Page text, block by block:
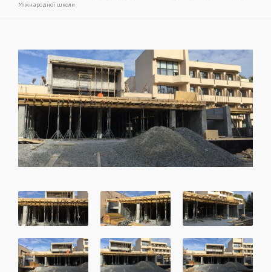
Міжнародної школи